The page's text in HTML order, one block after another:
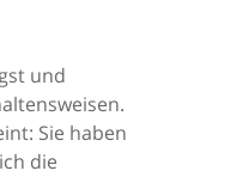
und
Sie haben
die